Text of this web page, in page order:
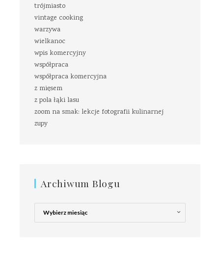
trójmiasto
vintage cooking
warzywa
wielkanoc
wpis komercyjny
współpraca
współpraca komercyjna
z mięsem
z pola łąki lasu
zoom na smak: lekcje fotografii kulinarnej
zupy
Archiwum Blogu
Archiwum
Blogu